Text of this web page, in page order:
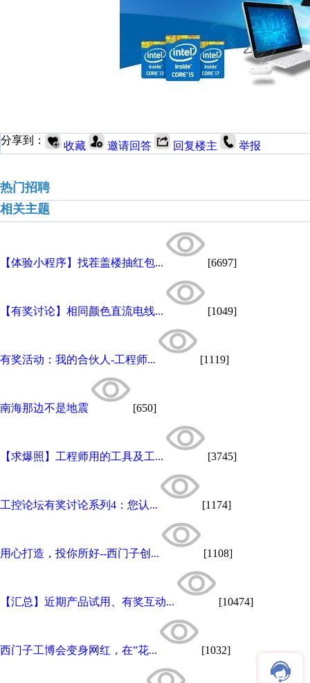
分享到： 收藏 邀请回答 回复楼主 举报
热门招聘
相关主题
【体验小程序】找茬盖楼抽红包... [6697]
【有奖讨论】相同颜色直流电线... [1049]
有奖活动：我的合伙人-工程师... [1119]
南海那边不是地震 [650]
【求爆照】工程师用的工具及工... [3745]
工控论坛有奖讨论系列4：您认... [1174]
用心打造，投你所好--西门子创... [1108]
【汇总】近期产品试用、有奖互动... [10474]
西门子工博会变身网红，在”花... [1032]